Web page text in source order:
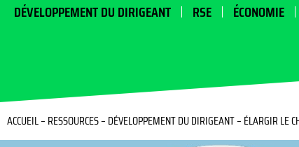
DÉVELOPPEMENT DU DIRIGEANT RSE ÉCONOMIE
ACCUEIL– RESSOURCES– DÉVELOPPEMENT DU DIRIGEANT– ÉLARGIR LE